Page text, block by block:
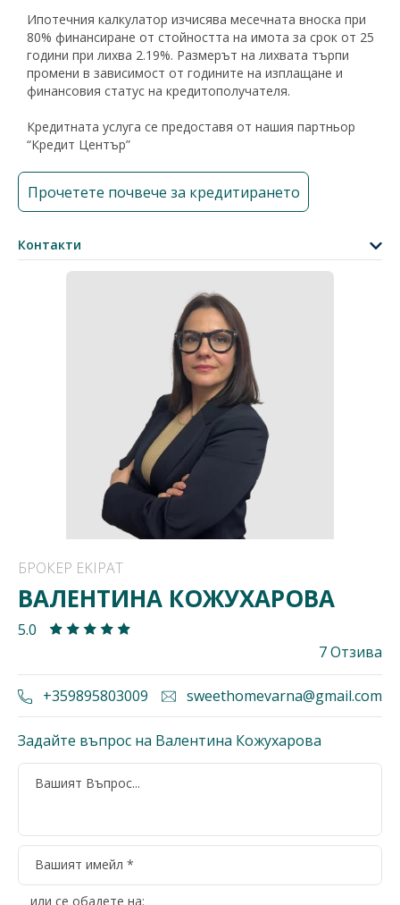
Ипотечния калкулатор изчисява месечната вноска при
80% финансиране от стойността на имота за срок от 25
години при лихва 2.19%. Размерът на лихвата търпи
промени в зависимост от годините на изплащане и
финансовия статус на кредитополучателя.
Кредитната услуга се предоставя от нашия партньор
“Кредит Център”
Прочетете почвече за кредитирането
Контакти
БРОКЕР EKIPAT
ВАЛЕНТИНА КОЖУХАРОВА
5.0
7 Отзива
+359895803009 sweethomevarna@gmail.com
Задайте въпрос на Валентина Кожухарова
или се обадете на: